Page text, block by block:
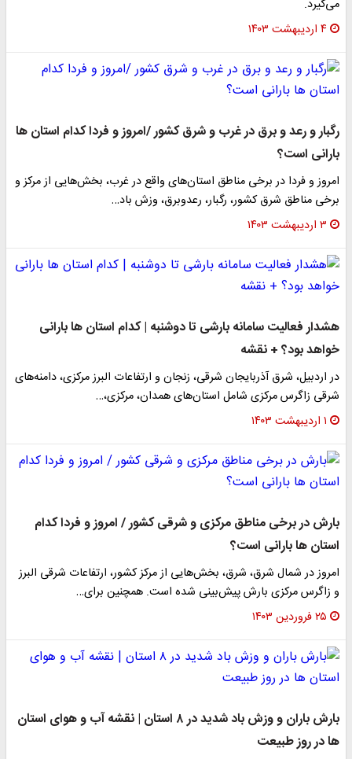
می‌گیرد.
۴ اردیبهشت ۱۴۰۳
رگبار و رعد و برق در غرب و شرق کشور /امروز و فردا کدام استان ها
بارانی است؟
امروز و فردا در برخی مناطق استان‌های واقع در غرب، بخش‌هایی از مرکز و
برخی مناطق شرق کشور، رگبار،‌ رعدوبرق، وزش باد…
۳ اردیبهشت ۱۴۰۳
هشدار فعالیت سامانه بارشی تا دوشنبه | کدام استان ها بارانی
خواهد بود؟ + نقشه
در اردبیل، شرق آذربایجان شرقی، زنجان و ارتفاعات البرز مرکزی، دامنه‌های
شرقی زاگرس مرکزی شامل استان‌های همدان، مرکزی،…
۱ اردیبهشت ۱۴۰۳
بارش در برخی مناطق مرکزی و شرقی کشور / امروز و فردا کدام
استان ها بارانی است؟
امروز در شمال شرق، شرق، بخش‌هایی از مرکز کشور، ارتفاعات شرقی البرز
و زاگرس مرکزی بارش پیش‌بینی شده است. همچنین برای…
۲۵ فروردین ۱۴۰۳
بارش باران و وزش باد شدید در ۸ استان | نقشه آب و هوای استان
ها در روز طبیعت